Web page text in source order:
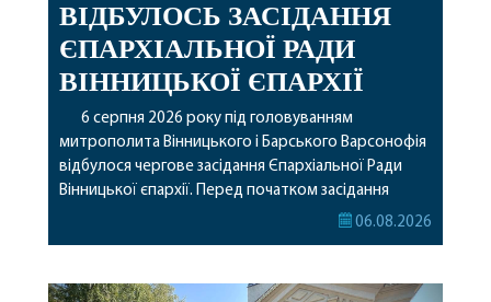
ВІДБУЛОСЬ ЗАСІДАННЯ
ЄПАРХІАЛЬНОЇ РАДИ
ВІННИЦЬКОЇ ЄПАРХІЇ
6 серпня 2026 року під головуванням
митрополита Вінницького і Барського Варсонофія
відбулося чергове засідання Єпархіальної Ради
Вінницької єпархії. Перед початком засідання
секретар Єпархіальної Ради від імені членів Ради
побажавши йому міцного здоров’я, Божої
06.08.2026